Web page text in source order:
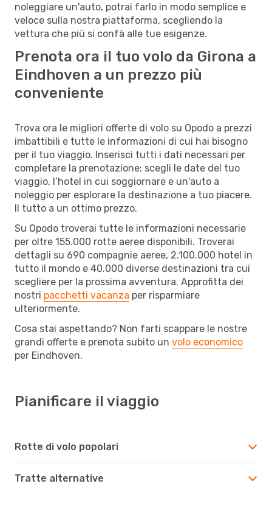
noleggiare un'auto, potrai farlo in modo semplice e
veloce sulla nostra piattaforma, scegliendo la
vettura che più si confà alle tue esigenze.
Prenota ora il tuo volo da Girona a
Eindhoven a un prezzo più
conveniente
Trova ora le migliori offerte di volo su Opodo a prezzi
imbattibili e tutte le informazioni di cui hai bisogno
per il tuo viaggio. Inserisci tutti i dati necessari per
completare la prenotazione: scegli le date del tuo
viaggio, l’hotel in cui soggiornare e un'auto a
noleggio per esplorare la destinazione a tuo piacere.
Il tutto a un ottimo prezzo.
Su Opodo troverai tutte le informazioni necessarie
per oltre 155.000 rotte aeree disponibili. Troverai
dettagli su 690 compagnie aeree, 2.100.000 hotel in
tutto il mondo e 40.000 diverse destinazioni tra cui
scegliere per la prossima avventura. Approfitta dei
nostri pacchetti vacanza per risparmiare
ulteriormente.
Cosa stai aspettando? Non farti scappare le nostre
grandi offerte e prenota subito un volo economico
per Eindhoven.
Pianificare il viaggio
Rotte di volo popolari
Tratte alternative